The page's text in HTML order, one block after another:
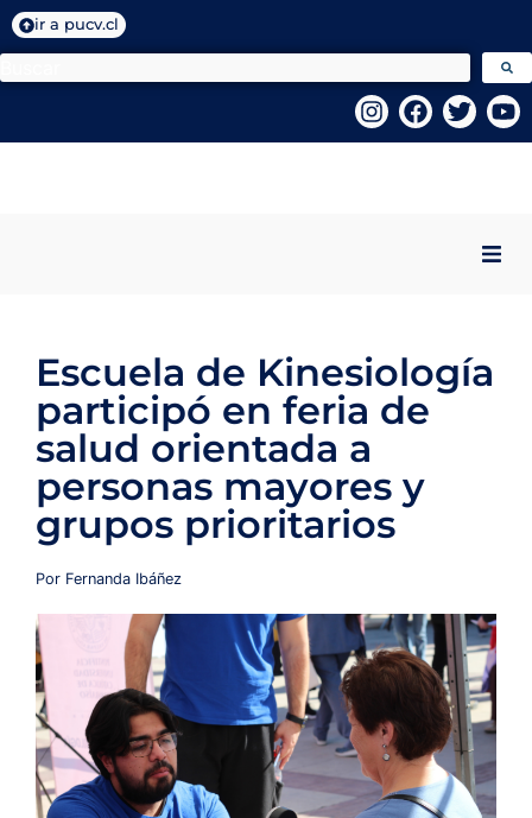
ir a pucv.cl
Quiénes Somos
Programas VcM
Centros PUCV
Fondo Concursable
Recursos
Contáctanos
Escuela de Kinesiología
participó en feria de
salud orientada a
personas mayores y
grupos prioritarios
Por Fernanda Ibáñez